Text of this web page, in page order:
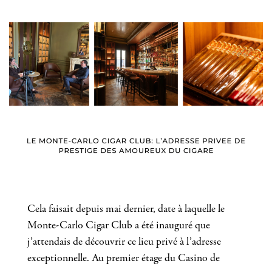
Cela faisait depuis mai dernier, date à laquelle le
Monte-Carlo Cigar Club a été inauguré que
j’attendais de découvrir ce lieu privé à l’adresse
exceptionnelle. Au premier étage du Casino de